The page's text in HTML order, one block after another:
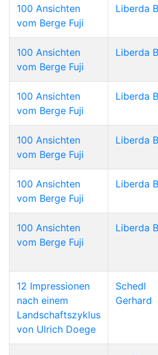
100 Ansichten
vom Berge Fuji
Liberda
100 Ansichten
vom Berge Fuji
Liberda
100 Ansichten
vom Berge Fuji
Liberda
100 Ansichten
vom Berge Fuji
Liberda
100 Ansichten
vom Berge Fuji
Liberda
100 Ansichten
vom Berge Fuji
Liberda
12 Impressionen
nach einem
Landschaftszyklus
von Ulrich Doege
Schedl
Gerhard